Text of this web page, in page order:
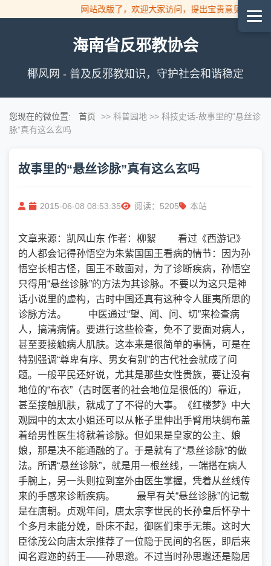
网站改版了，欢迎大家访问，提出宝贵意见！
海南省反邪教协会
椰风网 - 普及反邪教知识，守护社会和谐稳定
您现在的微位置: 首页 >> 科普园地 >> 科技史话-故事里的“悬丝诊
脉”真有这么玄吗
故事里的“悬丝诊脉”真有这么玄吗
2015-06-08 08:53:35 阅读：5205 本站
文章来源：凯风山东 作者：柳絮 看过《西游记》
的人都会记得孙悟空为朱紫国国王看病的情节：因为孙
悟空长相古怪，国王不敢面对，为了诊断疾病，孙悟空
只得用“悬丝诊脉”的方法为其诊脉。不要以为这只是神
话小说里的虚构，古时中国还真有这种令人匪夷所思的
诊脉方法。 中医通过“望、闻、问、切”来检查病
人，搞清病情。要进行这些检查，免不了要面对病人，
甚至要接触病人肌肤。这本来是很简单的事情，可是在
特别强调“尊卑有序、男女有别”的古代社会就成了问
题。一般平民还好说，尤其是那些女性贵族，要让没有
地位的“布衣”（古时医者的社会地位是很低的）靠近，
甚至接触肌肤，就成了了不得的大事。《红楼梦》中大
观园中的太太小姐还可以从帐子里伸出手臂用块绸布盖
着给男性医生将就着诊脉。但如果是皇家的公主、娘
娘，那是决不能通融的了。于是就有了“悬丝诊脉”的做
法。所谓“悬丝诊脉”，就是用一根丝线，一端搭在病人
手腕上，另一头则拉到室外由医生掌握，凭着从丝线传
来的手感来诊断疾病。 最早有关“悬丝诊脉”的记载
是在唐朝。贞观年间，唐太宗李世民的长孙皇后怀孕十
个多月未能分娩，卧床不起，御医们束手无策。这时大
臣徐茂公向唐太宗推荐了一位隐于民间的名医，即后来
闻名遐迩的药王——孙思邈。不过当时孙思邈还是隐居